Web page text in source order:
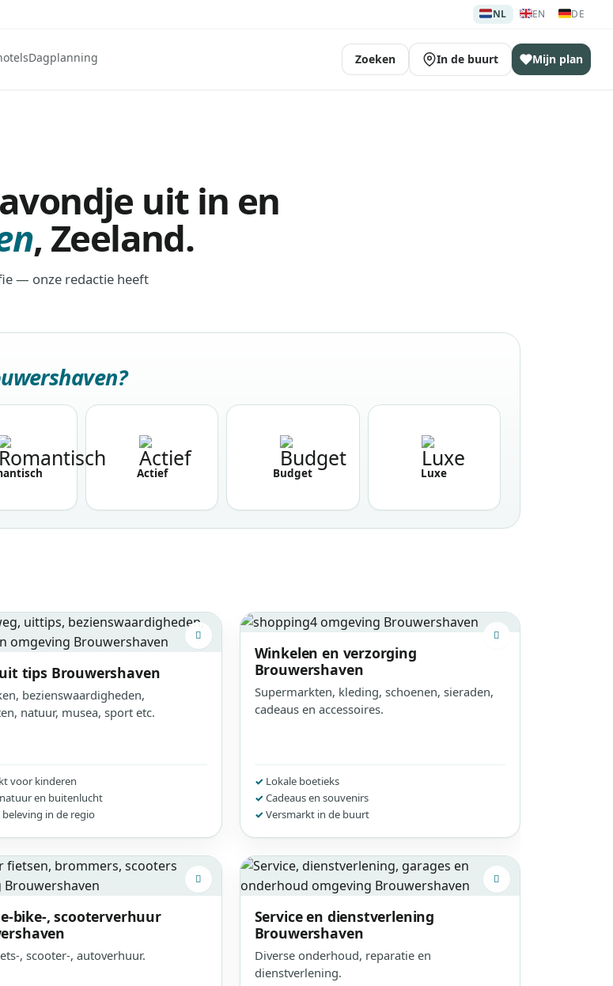
🇳🇱NL 🇬🇧EN 🇩🇪DE
Dagplanning Zoeken In de buurt Mijn plan
uit in en
,Zeeland.
— onze redactie heeft
Actief Budget Luxe
tips Brouwershaven
bezienswaardigheden,
natuur, musea, sport etc.
voor kinderen
en buitenlucht
beleving in de regio
Winkelen en verzorging
Brouwershaven
Supermarkten, kleding, schoenen, sieraden,
cadeaus en accessoires.
Lokale boetieks
Cadeaus en souvenirs
Versmarkt in de buurt
bike-, scooterverhuur
, scooter-, autoverhuur.
Service en dienstverlening
Brouwershaven
Diverse onderhoud, reparatie en
dienstverlening.